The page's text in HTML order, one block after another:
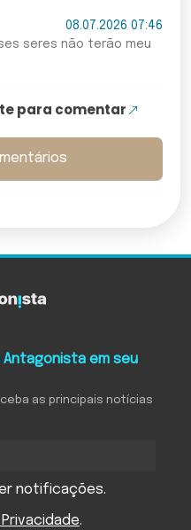
08.07.2026 07:46
seres não terão meu
para comentar
em seu
as principais notícias
notificações.
.